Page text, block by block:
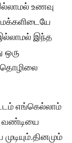
உணவு
இந்த
ஒரு
எங்கெல்லாம்
வண்டியை